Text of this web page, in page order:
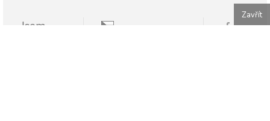
Jsem
Zavřít